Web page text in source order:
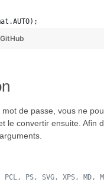
GitHub
de passe, vous ne
le convertir ensuite.
PS, SVG, XPS, MD,